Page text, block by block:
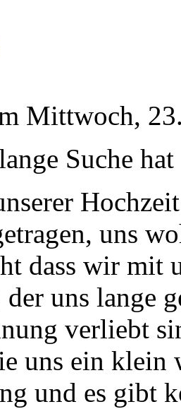
Mittwoch,
Suche
uns
dass wir mit
der uns lange
verliebt
uns ein klein
und es gibt